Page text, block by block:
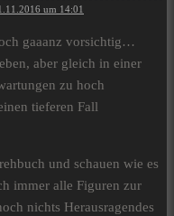
um 14:01
gaaanz vorsichtig…
aber gleich in einer
zu hoch
tieferen Fall
und schauen wie es
immer alle Figuren zur
nichts Herausragendes